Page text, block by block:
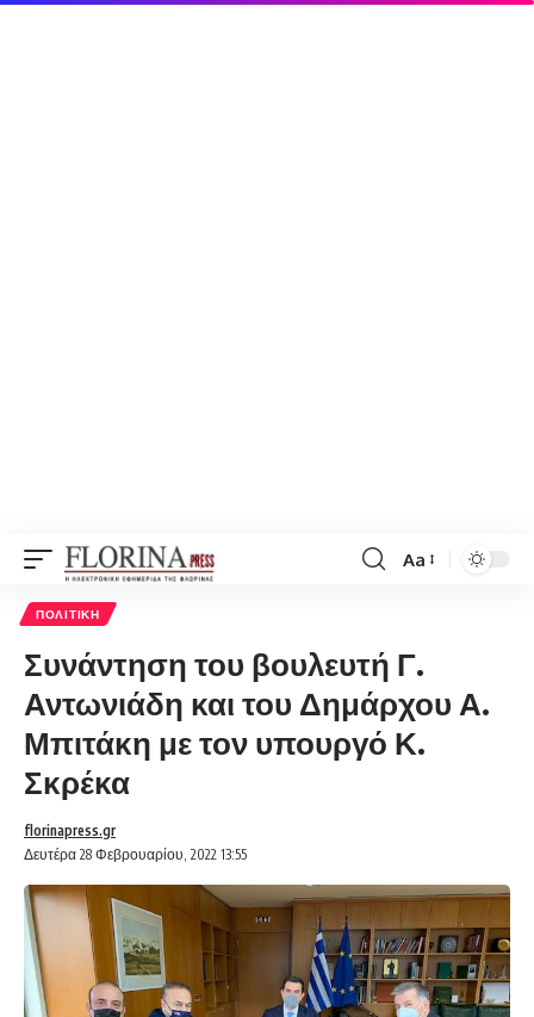
Font
Aa
ΠΟΛΙΤΙΚΉ
Συνάντηση του βουλευτή Γ.
Αντωνιάδη και του Δημάρχου Α.
Μπιτάκη με τον υπουργό Κ.
Σκρέκα
Δευτέρα 28 Φεβρουαρίου, 2022 13:55
florinapress.gr